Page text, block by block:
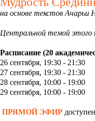
на основе текстов Ачарьи
Центральной темой этого
Расписание (20
26 сентября, 19:30 - 21:30
27 сентября, 19:30 - 21:30
28 сентября, 10:00 - 19:00
29 сентября, 10:00 - 19:00
ПРЯМОЙ ЭФИР